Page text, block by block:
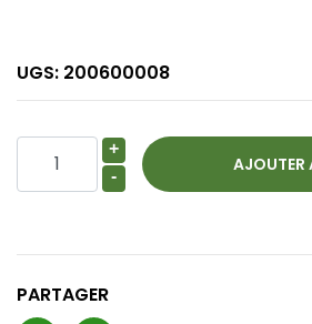
UGS: 200600008
+
-
PARTAGER